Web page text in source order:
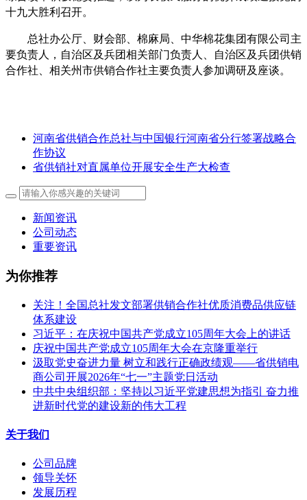
十九大胜利召开。
总社办公厅、财会部、棉麻局、中华棉花集团有限公司主
要负责人，自治区及兵团相关部门负责人、自治区及兵团供销
合作社、相关州市供销合作社主要负责人参加调研及座谈。
河南省供销合作总社与中国银行河南省分行签署战略合
作协议
省供销社对直属单位开展安全生产大检查
新闻资讯
公司动态
重要资讯
为你推荐
关注！全国总社发文部署供销合作社优质消费品供应链
体系建设
习近平：在庆祝中国共产党成立105周年大会上的讲话
庆祝中国共产党成立105周年大会在京隆重举行
汲取党史奋进力量 树立和践行正确政绩观——省供销电
商公司开展2026年“七一”主题党日活动
中共中央组织部：坚持以习近平党建思想为指引 奋力推
进新时代党的建设新的伟大工程
关于我们
公司品牌
领导关怀
发展历程